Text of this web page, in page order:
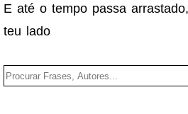
E até o tempo passa
teu lado